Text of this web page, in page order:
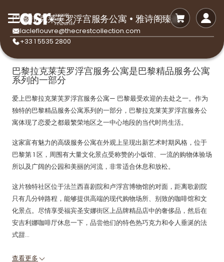
巴黎拉克莱芙罗浮宫服务公寓 • 雅诗阁臻选
lacleflouvre@thecrestcollection.com
+33 1 5535 2800
巴黎拉克莱芙罗浮宫服务公寓是巴黎精品服务公寓
系列的一部分
爱上巴黎拉克莱芙罗浮宫服务公寓— 巴黎最受欢迎的去处之一。作为
独特的巴黎精品服务公寓系列的一部分，巴黎拉克莱芙罗浮宫服务公
寓体现了恋爱之都最繁荣地区之一中心地段的当代时尚生活。
这家富有魅力的高级服务公寓在外观上呈现出新艺术时期风格，位于
巴黎第 1 区，周围有大量文化景点受称赞的小饭馆、一流的购物体验场
所以及广阔的公园和美丽的河流，非常适合休息和放松。
这片独特社区位于法兰西喜剧院和卢浮宫博物馆的对面，距离歌剧院
只有几分钟路程，能够提供高端的现代购物场所、别致的咖啡馆和文
化景点。尽情享受福宾圣安娜街区上品牌精品店中的奢侈品，然后在
安吉利娜咖啡厅休息一下，品尝他们的特色热巧克力和令人垂涎的法
式甜...
查看更多